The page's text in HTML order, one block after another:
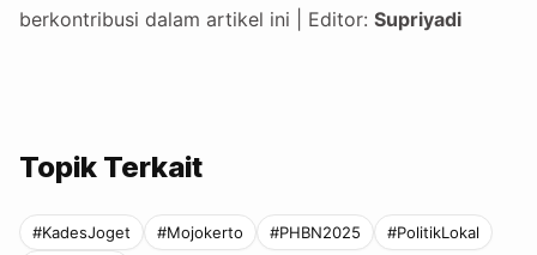
berkontribusi dalam artikel ini | Editor: Supriyadi
Topik Terkait
#KadesJoget #Mojokerto #PHBN2025
#PolitikLokal